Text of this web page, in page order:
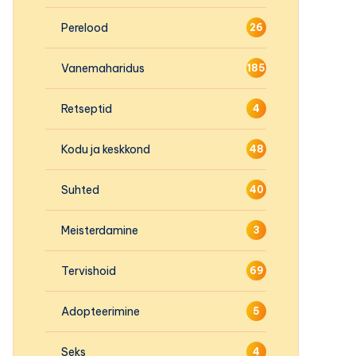
Perelood 26
Vanemaharidus 185
Retseptid 4
Kodu ja keskkond 48
Suhted 40
Meisterdamine 3
Tervishoid 69
Adopteerimine 5
Seks 4